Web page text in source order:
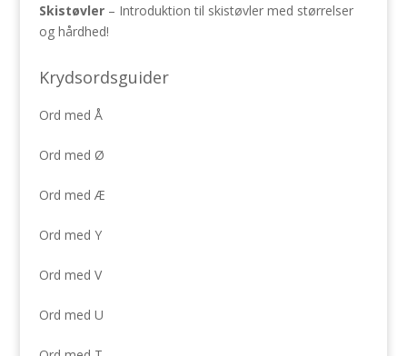
Skistøvler – Introduktion til skistøvler med størrelser
og hårdhed!
Krydsordsguider
Ord med Å
Ord med Ø
Ord med Æ
Ord med Y
Ord med V
Ord med U